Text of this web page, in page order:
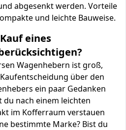
abgesenkt werden. Vorteile
und leichte Bauweise.
eines
Wagenhebern ist groß,
über den
ein paar Gedanken
du nach einem leichten
im Kofferraum verstauen
bestimmte Marke? Bist du